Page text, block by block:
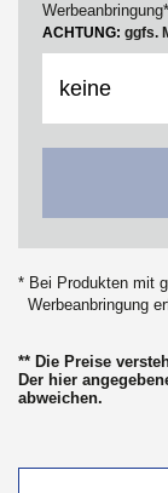
ACHTUNG: ggfs.
* Bei Produkten mit
Werbeanbringung
** Die Preise
Der hier
abweichen.